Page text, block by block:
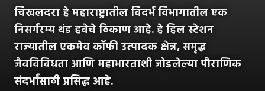
चिखलदरा हे महाराष्ट्रातील विदर्भ विभागातील एक
निसर्गरम्य थंड हवेचे ठिकाण आहे. हे हिल स्टेशन
राज्यातील एकमेव कॉफी उत्पादक क्षेत्र, समृद्ध
जैवविविधता आणि महाभारताशी जोडलेल्या पौराणिक
संदर्भांसाठी प्रसिद्ध आहे.